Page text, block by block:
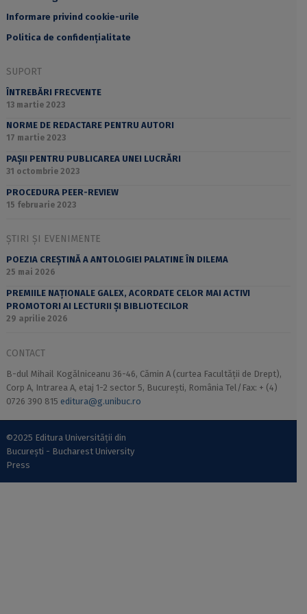
Informare privind cookie-urile
Politica de confidențialitate
SUPORT
ÎNTREBĂRI FRECVENTE
13 martie 2023
NORME DE REDACTARE PENTRU AUTORI
17 martie 2023
PAȘII PENTRU PUBLICAREA UNEI LUCRĂRI
31 octombrie 2023
PROCEDURA PEER-REVIEW
15 februarie 2023
ȘTIRI ȘI EVENIMENTE
POEZIA CREȘTINĂ A ANTOLOGIEI PALATINE ÎN DILEMA
25 mai 2026
PREMIILE NAȚIONALE GALEX, ACORDATE CELOR MAI ACTIVI
PROMOTORI AI LECTURII ȘI BIBLIOTECILOR
29 aprilie 2026
CONTACT
B-dul Mihail Kogălniceanu 36-46, Cămin A (curtea Facultății de Drept),
Corp A, Intrarea A, etaj 1-2 sector 5, București, România Tel/Fax: + (4)
0726 390 815 editura@g.unibuc.ro
©2025 Editura Universității din
București - Bucharest University
Press